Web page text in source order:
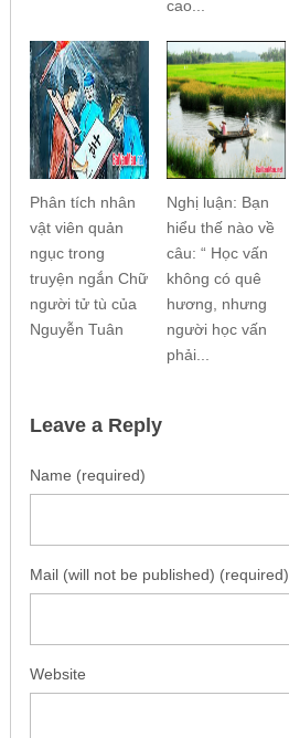
cao...
Phân tích nhân
vật viên quản
ngục trong
truyện ngắn Chữ
người tử tù của
Nguyễn Tuân
Nghị luận: Bạn
hiểu thế nào về
câu: “ Học vấn
không có quê
hương, nhưng
người học vấn
phải...
Leave a Reply
Name (required)
Mail (will not be published) (required)
Website